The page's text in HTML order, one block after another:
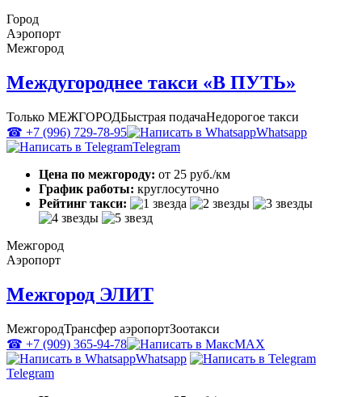
Город
Аэропорт
Межгород
Междугороднее такси «В ПУТЬ»
Только МЕЖГОРОДБыстрая подачаНедорогое такси
☎ +7 (996) 729-78-95
Whatsapp
Telegram
Цена по межгороду: от 25 руб./км
График работы: круглосуточно
Рейтинг такси:
Межгород
Аэропорт
Межгород ЭЛИТ
МежгородТрансфер аэропортЗоотакси
☎ +7 (909) 365-94-78
MAX
Whatsapp
Telegram